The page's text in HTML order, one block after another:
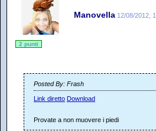
Manovella 12/08/2012,
2 punti
Posted By: Frash
Link diretto Download
Provate a non muovere i piedi